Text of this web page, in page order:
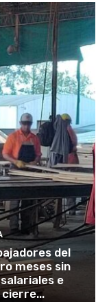
del
meses sin
e